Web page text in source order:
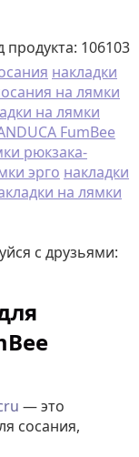
продукта: 106103
накладки
на лямки
на лямки
FumBee
рюкзака-
эрго накладки
на лямки
с друзьями:
— это
сосания,